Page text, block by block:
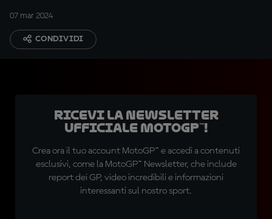
07 mar 2024
CONDIVIDI
Ricevi la newsletter
ufficiale MotoGP™!
Crea ora il tuo account MotoGP™ e accedi a contenuti
esclusivi, come la MotoGP™ Newsletter, che include
report dei GP, video incredibili e informazioni
interessanti sul nostro sport.